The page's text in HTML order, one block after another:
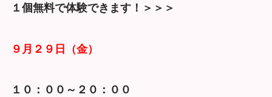
１個無料で体験できます！＞＞＞
９月２９日（金）
１０：００～２０：００